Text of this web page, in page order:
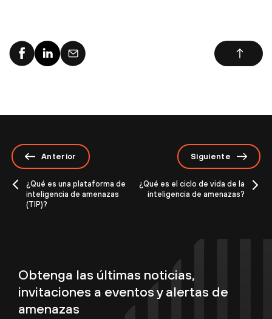
Anterior
¿Qué es una plataforma de
inteligencia de amenazas
(TIP)?
Siguiente
¿Qué es el ciclo de vida de la
inteligencia de amenazas?
Obtenga las últimas noticias,
invitaciones a eventos y alertas de
amenazas